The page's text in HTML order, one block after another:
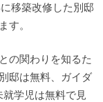
移築改修した別邸
す。
の関わりを知るた
邸は無料、ガイダ
学児は無料で見